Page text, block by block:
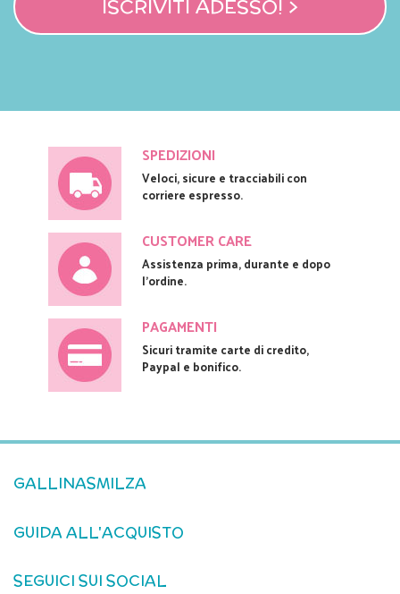
ISCRIVITI ADESSO! >
SPEDIZIONI
Veloci, sicure e tracciabili con
corriere espresso.
CUSTOMER CARE
Assistenza prima, durante e dopo
l'ordine.
PAGAMENTI
Sicuri tramite carte di credito,
Paypal e bonifico.
GALLINASMILZA
GUIDA ALL'ACQUISTO
SEGUICI SUI SOCIAL